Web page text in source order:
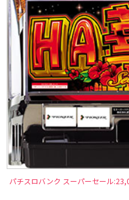
パチスロバンク スーパーセール